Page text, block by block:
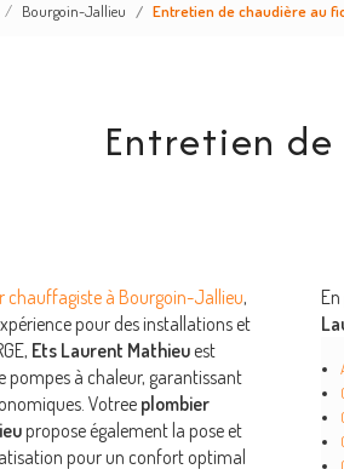
Bourgoin-Jallieu Entretien de chaudière au
Entretien
chauffagiste à Bourgoin-Jallieu,
pour des installations et
Ets Laurent Mathieu est
pompes à chaleur, garantissant
Votree plombier
propose également la pose et
pour un confort optimal